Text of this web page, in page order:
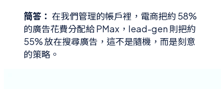
簡答： 在我們管理的帳戶裡，電商把約 58%
的廣告花費分配給 PMax，lead-gen 則把約
55% 放在搜尋廣告，這不是隨機，而是刻意
的策略。